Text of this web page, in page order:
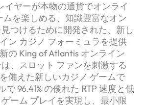
イヤーが本物の通貨でオンライ
ムを楽しめる、知識豊富なオン
つけるために開発された、新し
ン カジノ フォーミュラを提供
の King of Atlantis オンライン
、スロット ファンを刺激する
備えた新しいカジノ ゲームで
で 96.41% の優れた RTP 速度と低
ーム プレイを実現し、最小限